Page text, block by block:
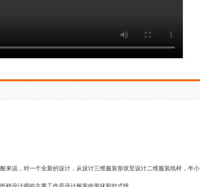
说，对一个全新的设计，从设计三维服装形状至设计二维服装纸样，半小